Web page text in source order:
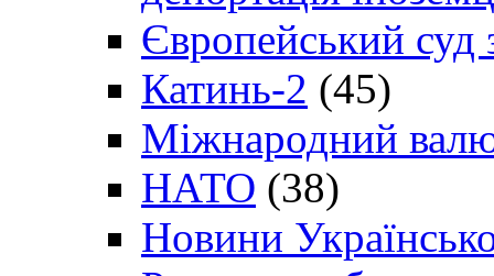
Європейський
Катинь-2 (45)
Міжнародний
НАТО (38)
Новини